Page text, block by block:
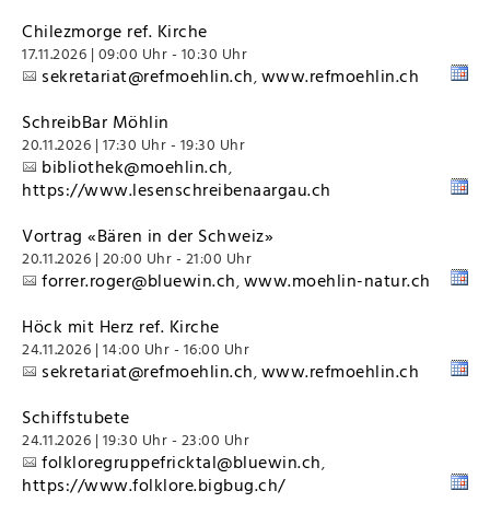
Chilezmorge ref. Kirche
17.11.2026 | 09:00 Uhr - 10:30 Uhr
sekretariat@refmoehlin.ch,www.refmoehlin.ch
SchreibBar Möhlin
20.11.2026 | 17:30 Uhr - 19:30 Uhr
bibliothek@moehlin.ch,
https://www.lesenschreibenaargau.ch
Vortrag «Bären in der Schweiz»
20.11.2026 | 20:00 Uhr - 21:00 Uhr
forrer.roger@bluewin.ch,www.moehlin-natur.ch
Höck mit Herz ref. Kirche
24.11.2026 | 14:00 Uhr - 16:00 Uhr
sekretariat@refmoehlin.ch,www.refmoehlin.ch
Schiffstubete
24.11.2026 | 19:30 Uhr - 23:00 Uhr
folkloregruppefricktal@bluewin.ch,
https://www.folklore.bigbug.ch/